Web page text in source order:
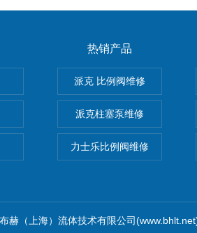
热销产品
派克 比例阀维修
派克柱塞泵维修
力士乐比例阀维修
赫（上海）流体技术有限公司